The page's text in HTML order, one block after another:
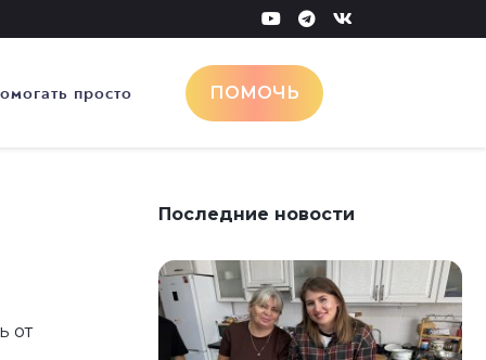
просто ПОМОЧЬ
от
Последние новости